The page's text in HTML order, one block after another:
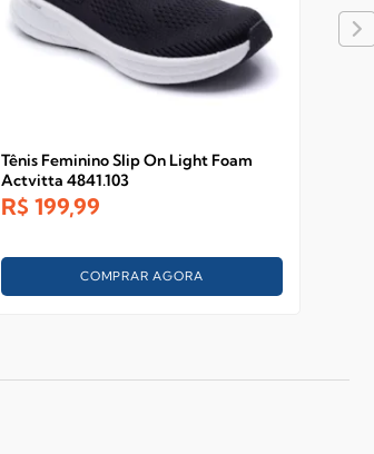
Tênis Feminino Slip On Light Foam
Actvitta 4841.103
R$ 199,99
COMPRAR AGORA